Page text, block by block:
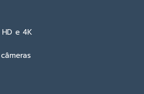
HD e 4K